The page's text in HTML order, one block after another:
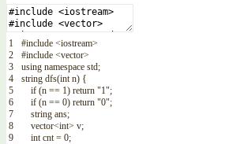
1
2
3
4
5
6
7
8
9
#include <iostream>
#include <vector>
using namespace std;
string dfs(int n) {
if (n == 1) return "1";
if (n == 0) return "0";
string ans;
vector<int> v;
int cnt = 0;